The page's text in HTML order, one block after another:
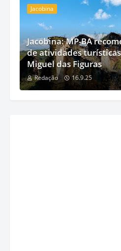
Jacobina
Jacobina: MP-BA
de atividades
Miguel das Figuras
Redação 16.9.25